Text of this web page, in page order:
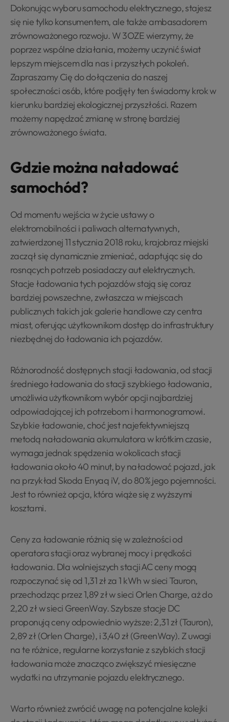
Dokonując wyboru samochodu elektrycznego, stajesz
się nie tylko konsumentem, ale także ambasadorem
zrównoważonego rozwoju. W 3OZE wierzymy, że
poprzez wspólne działania, możemy uczynić świat
lepszym miejscem dla nas i przyszłych pokoleń.
Zapraszamy Cię do dołączenia do naszej
społeczności osób, które podjęły ten świadomy krok w
kierunku bardziej ekologicznej przyszłości. Razem
możemy napędzać zmianę w stronę bardziej
zrównoważonego świata.
Gdzie można naładować
samochód?
Od momentu wejścia w życie ustawy o
elektromobilności i paliwach alternatywnych,
zatwierdzonej 11 stycznia 2018 roku, krajobraz miejski
zaczął się dynamicznie zmieniać, adaptując się do
rosnących potrzeb posiadaczy aut elektrycznych.
Stacje ładowania tych pojazdów stają się coraz
bardziej powszechne, zwłaszcza w miejscach
publicznych takich jak galerie handlowe czy centra
miast, oferując użytkownikom dostęp do infrastruktury
niezbędnej do ładowania ich pojazdów.
Różnorodność dostępnych stacji ładowania, od stacji
średniego ładowania do stacji szybkiego ładowania,
umożliwia użytkownikom wybór opcji najbardziej
odpowiadającej ich potrzebom i harmonogramowi.
Szybkie ładowanie, choć jest najefektywniejszą
metodą naładowania akumulatora w krótkim czasie,
wymaga jednak spędzenia w okolicach stacji
ładowania około 40 minut, by naładować pojazd, jak
na przykład Skoda Enyaq iV, do 80% jego pojemności.
Jest to również opcja, która wiąże się z wyższymi
kosztami.
Ceny za ładowanie różnią się w zależności od
operatora stacji oraz wybranej mocy i prędkości
ładowania. Dla wolniejszych stacji AC ceny mogą
rozpoczynać się od 1,31 zł za 1 kWh w sieci Tauron,
przechodząc przez 1,89 zł w sieci Orlen Charge, aż do
2,20 zł w sieci GreenWay. Szybsze stacje DC
proponują ceny odpowiednio wyższe: 2,31 zł (Tauron),
2,89 zł (Orlen Charge), i 3,40 zł (GreenWay). Z uwagi
na te różnice, regularne korzystanie z szybkich stacji
ładowania może znacząco zwiększyć miesięczne
wydatki na utrzymanie pojazdu elektrycznego.
Warto również zwrócić uwagę na potencjalne kolejki